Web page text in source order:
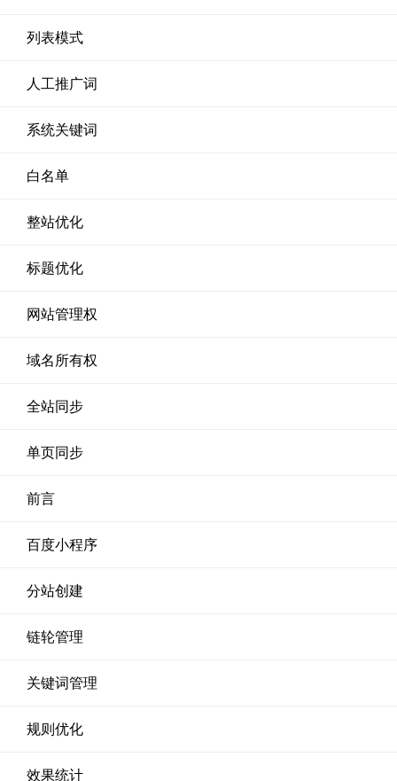
列表模式
人工推广词
系统关键词
白名单
整站优化
标题优化
网站管理权
域名所有权
全站同步
单页同步
前言
百度小程序
分站创建
链轮管理
关键词管理
规则优化
效果统计